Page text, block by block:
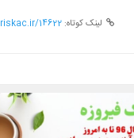
لینک کوتاه:riskac.ir/14622